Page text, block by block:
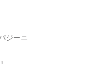
ジーニ